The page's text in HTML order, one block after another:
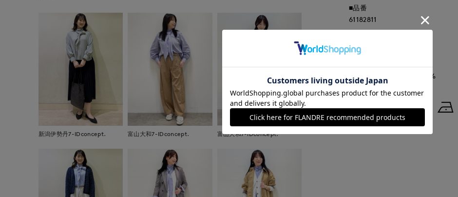
新潟伊勢丹7-IDconcept. 富山大和7-IDconcept. 富山大和7-IDconcept.
■品番
61182811
中国製
レーヨン64% ナイロン36%
■取扱い方法
取り扱いについて